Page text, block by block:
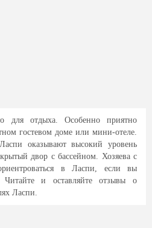
для отдыха. Особенно приятно
гостевом доме или мини-отеле.
оказывают высокий уровень
двор с бассейном. Хозяева с
в Ласпи, если вы
Читайте и оставляйте отзывы о
Ласпи.